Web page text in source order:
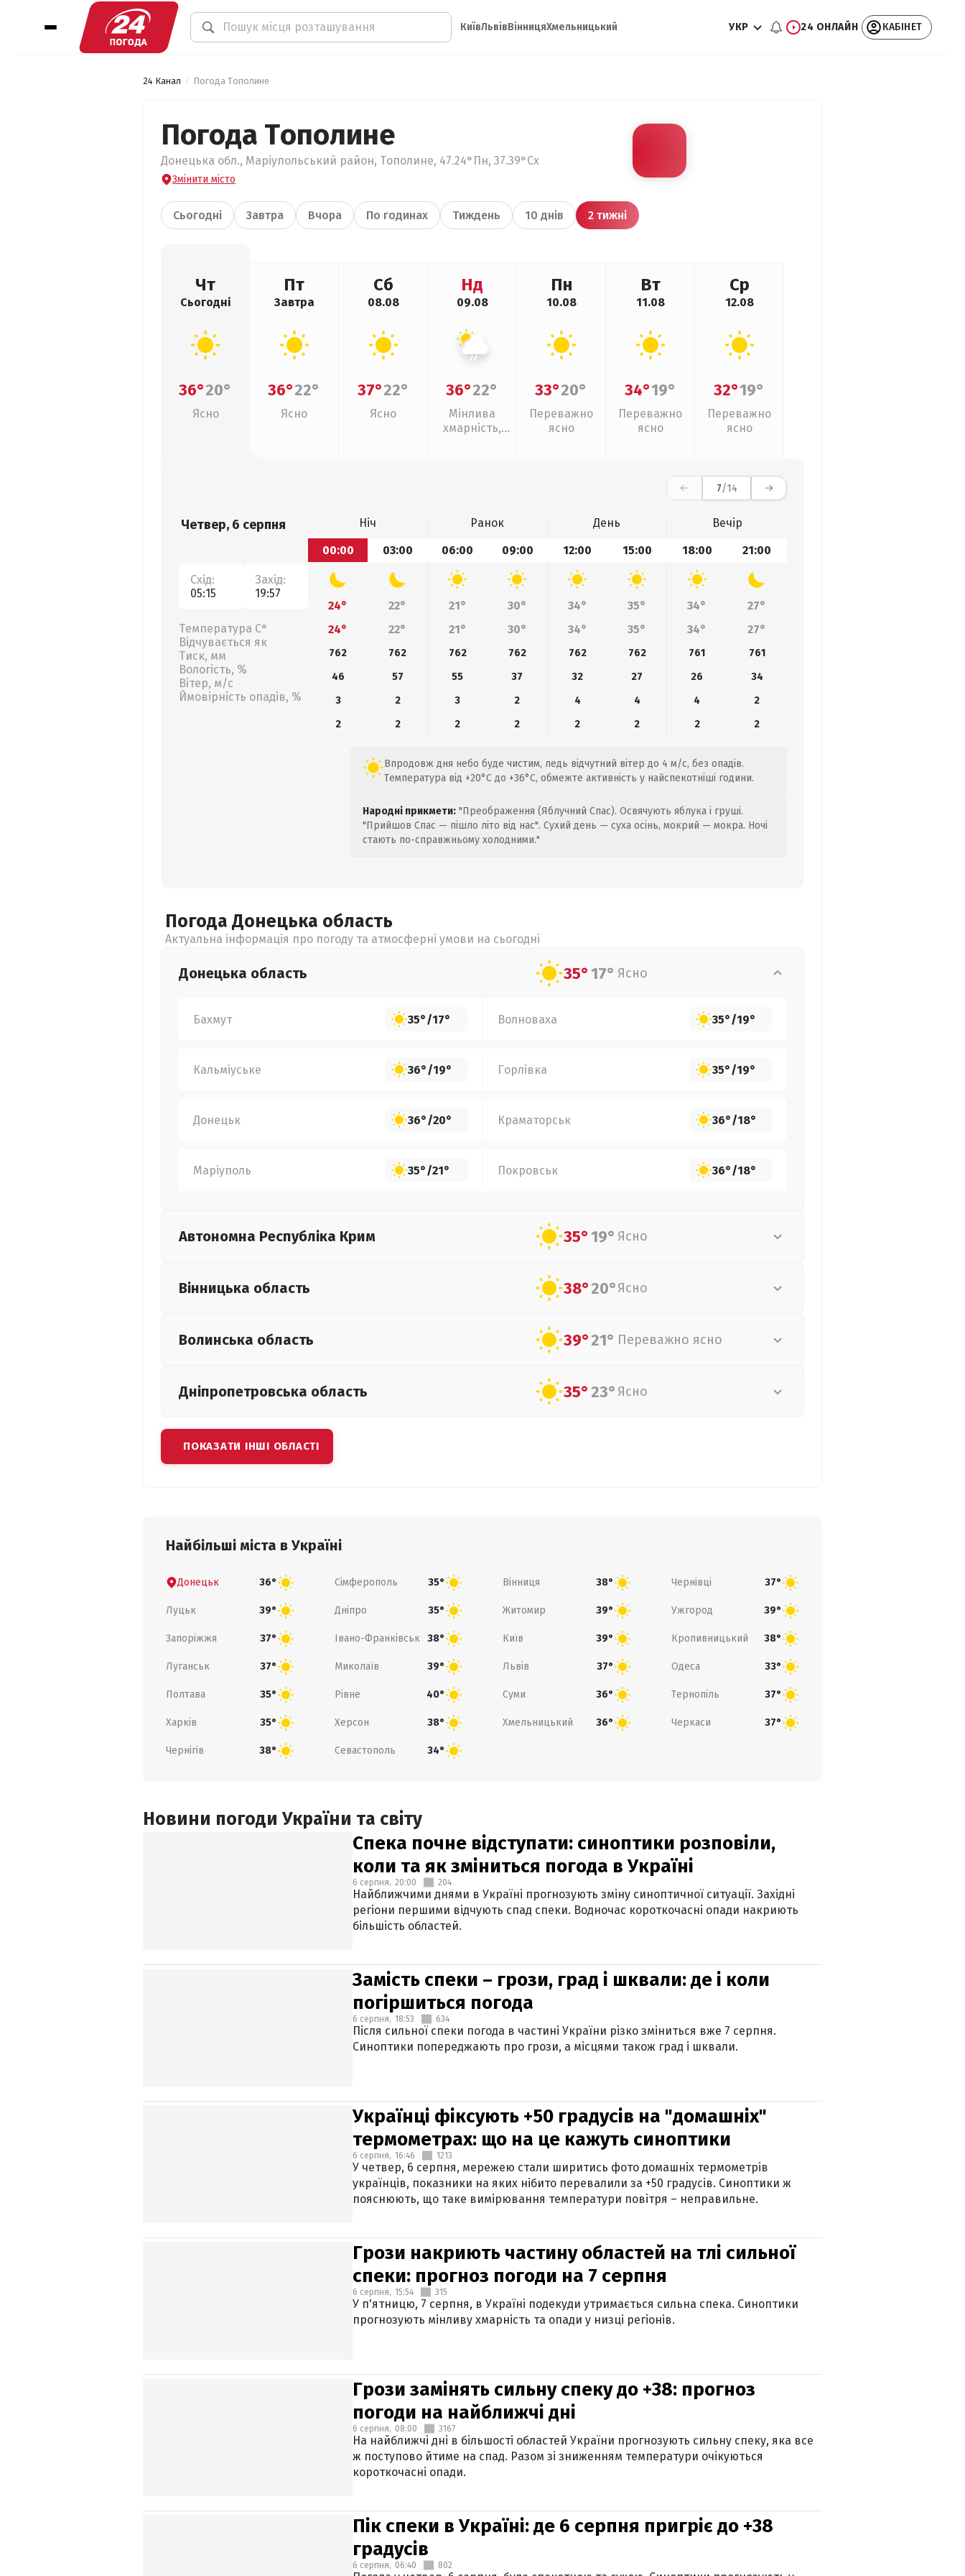
КиївЛьвівВінницяХмельницький УКР 24 ОНЛАЙН КАБІНЕТ
24 Канал Погода Тополине
Погода Тополине
Донецька обл., Маріупольський район, Тополине, 47.24°Пн, 37.39°Сх
Змінити місто
Сьогодні Завтра Вчора По годинах Тиждень 10 днів 2 тижні
Чт
Сьогодні
36°20°
Ясно
Пт
Завтра
36°22°
Ясно
Сб
08.08
37°22°
Ясно
Нд
09.08
36°22°
Мінлива
хмарність,
Пн
10.08
33°20°
Переважно
ясно
Вт
11.08
34°19°
Переважно
ясно
Ср
12.08
32°19°
Переважно
ясно
7/14
Четвер, 6 серпня
Схід:
05:15
Захід:
19:57
Температура С°
Відчувається як
Тиск, мм
Вологість, %
Вітер, м/с
Ймовірність опадів, %
Ніч Ранок День
Вечір
00:00
03:00 06:00 09:00 12:00 15:00 18:00 21:00
24° 22° 21° 30° 34° 35° 34°
27°
24°
22° 21° 30° 34° 35° 34° 27°
762 762 762 762 762 762 761
761
46
57 55 37 32 27 26
34
3
2 3 2 4 4 4
2
2
2 2 2 2 2 2 2
Впродовж дня небо буде чистим, ледь відчутний вітер до 4 м/с, без опадів.
Температура від +20°C до +36°C, обмежте активність у найспекотніші години.
Народні прикмети: "Преображення (Яблучний Спас). Освячують яблука і груші.
"Прийшов Спас — пішло літо від нас". Сухий день — суха осінь, мокрий — мокра. Ночі
стають по-справжньому холодними."
Погода Донецька область
Актуальна інформація про погоду та атмосферні умови на сьогодні
Донецька область 35°17° Ясно
Бахмут 35°/17° Волноваха 35°/19°
Кальміуське 36°/19° Горлівка 35°/19°
Донецьк 36°/20° Краматорськ 36°/18°
Маріуполь 35°/21° Покровськ 36°/18°
Автономна Республіка Крим 35°19° Ясно
Вінницька область 38°20°Ясно
Волинська область 39°21° Переважно ясно
Дніпропетровська область 35°23° Ясно
ПОКАЗАТИ ІНШІ ОБЛАСТІ
Найбільші міста в Україні
Донецьк 36° Сімферополь 35° Вінниця 38° Чернівці 37°
Луцьк 39° Дніпро 35° Житомир 39° Ужгород 39°
Запоріжжя 37° Івано-Франківськ 38° Київ 39° Кропивницький 38°
Луганськ 37° Миколаїв 39° Львів 37° Одеса 33°
Полтава 35° Рівне 40° Суми 36° Тернопіль 37°
Харків 35° Херсон 38° Хмельницький 36° Черкаси 37°
Чернігів 38° Севастополь 34°
Новини погоди України та світу
Спека почне відступати: синоптики розповіли,
коли та як зміниться погода в Україні
6 серпня, 20:00 204
Найближчими днями в Україні прогнозують зміну синоптичної ситуації. Західні
регіони першими відчують спад спеки. Водночас короткочасні опади накриють
більшість областей.
Замість спеки – грози, град і шквали: де і коли
погіршиться погода
6 серпня, 18:53 634
Після сильної спеки погода в частині України різко зміниться вже 7 серпня.
Синоптики попереджають про грози, а місцями також град і шквали.
Українці фіксують +50 градусів на "домашніх"
термометрах: що на це кажуть синоптики
6 серпня, 16:46 1213
У четвер, 6 серпня, мережею стали ширитись фото домашніх термометрів
українців, показники на яких нібито перевалили за +50 градусів. Синоптики ж
пояснюють, що таке вимірювання температури повітря – неправильне.
Грози накриють частину областей на тлі сильної
спеки: прогноз погоди на 7 серпня
6 серпня, 15:54 315
У п'ятницю, 7 серпня, в Україні подекуди утримається сильна спека. Синоптики
прогнозують мінливу хмарність та опади у низці регіонів.
Грози замінять сильну спеку до +38: прогноз
погоди на найближчі дні
6 серпня, 08:00 3167
На найближчі дні в більшості областей України прогнозують сильну спеку, яка все
ж поступово йтиме на спад. Разом зі зниженням температури очікуються
короткочасні опади.
Пік спеки в Україні: де 6 серпня пригріє до +38
градусів
6 серпня, 06:40 802